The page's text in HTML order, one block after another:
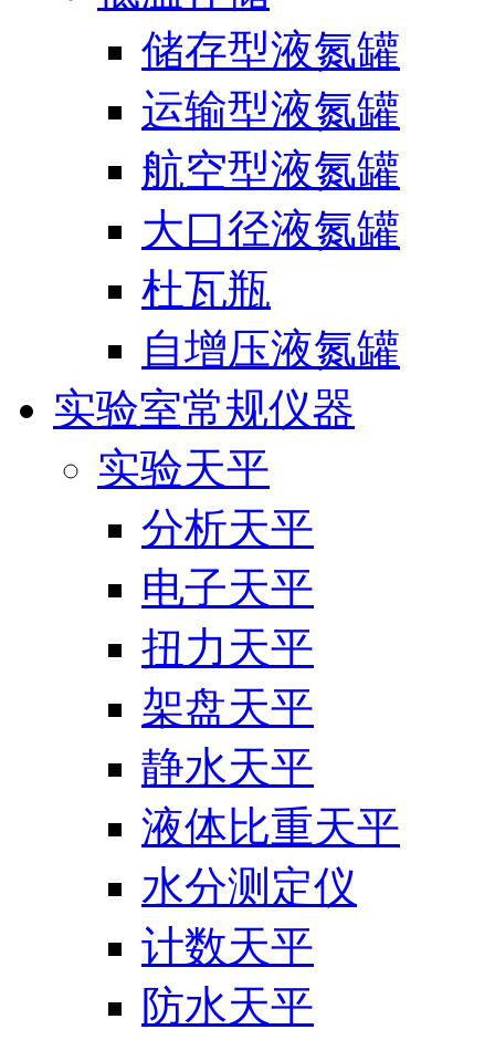
储存型液氮罐
运输型液氮罐
航空型液氮罐
大口径液氮罐
杜瓦瓶
自增压液氮罐
实验室常规仪器
实验天平
分析天平
电子天平
扭力天平
架盘天平
静水天平
液体比重天平
水分测定仪
计数天平
防水天平